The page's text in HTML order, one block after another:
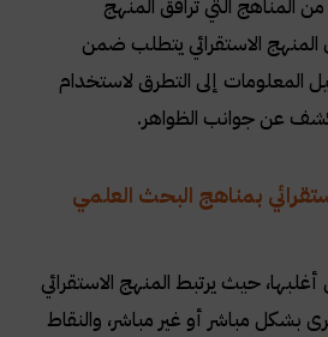
من المناهج التي ترافق المنهج
المنهج الاستقرائي يتطلب ضمن
المعلومات إلى التطرق لاستخدام
عن جوانب الظواهر.
بمناهج البحث العلمي
حيث يرتبط المنهج الاستقرائي
بشكل مباشر أو غير مباشر، والنقاط